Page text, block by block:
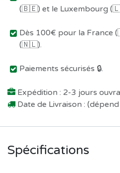
(🇧🇪) et le Luxembourg
Dès 100€ pour la France
(🇳🇱).
Paiements sécurisés 🔒.
Expédition : 2-3 jours
Date de Livraison :
Spécifications